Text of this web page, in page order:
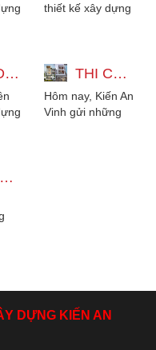
thiết kế xây dựng
giúp chủ nhà...
XÂY DỰNG NHÀ TÂN CỔ ĐIỂN CÓ TẦNG LỬNG VÀ SÂN THƯỢNG THI CÔNG NHÀ 3 TẦNG 6X15M HIỆN ĐẠI QUẬN 12
Hôm nay, Kiến An
Vinh gửi những
THI CÔNG SÀN VƯỢT NHỊP NHÀ 3 TẦNG 1 TUM TÂN CỔ ĐIỂN TẠI BÌNH CHÁNH
DỰNG KIẾN AN